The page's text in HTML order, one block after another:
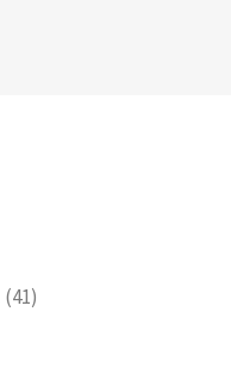
(41)